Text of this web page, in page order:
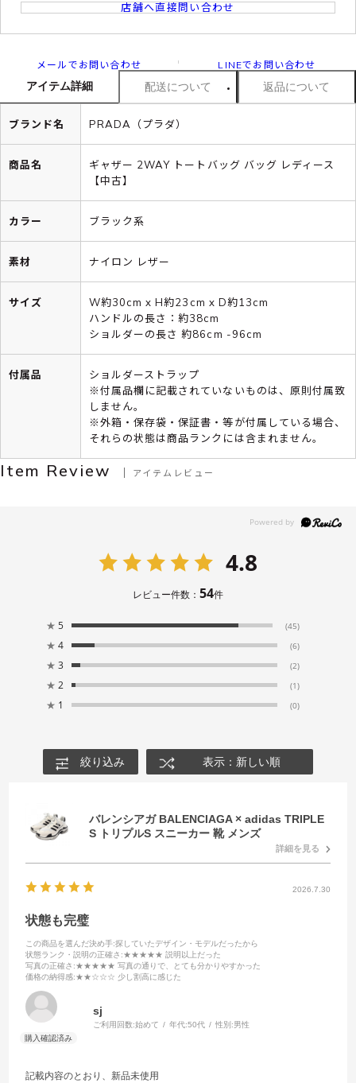
店舗へ直接問い合わせ
メールでお問い合わせ LINEでお問い合わせ
アイテム詳細 配送について 返品について
ブランド名 PRADA（プラダ）
商品名
ギャザー 2WAY トートバッグ バッグ レディース
【中古】
カラー ブラック系
素材 ナイロン レザー
サイズ
W約30cm x H約23cm x D約13cm
ハンドルの長さ：約38cm
ショルダーの長さ 約86cm -96cm
付属品
ショルダーストラップ
※付属品欄に記載されていないものは、原則付属致
しません。
※外箱・保存袋・保証書・等が付属している場合、
それらの状態は商品ランクには含まれません。
Item Review アイテムレビュー
4.8
レビュー件数： 54件
★ 5 (45)
★ 4 (6)
★ 3 (2)
★ 2 (1)
★ 1 (0)
絞り込み 表示：新しい順
バレンシアガ BALENCIAGA × adidas TRIPLE
S トリプルS スニーカー 靴 メンズ
詳細を見る
2026.7.30
状態も完璧
この商品を選んだ決め手:探していたデザイン・モデルだったから
状態ランク・説明の正確さ :★★★★★ 説明以上だった
写真の正確さ :★★★★★ 写真の通りで、とても分かりやすかった
価格の納得感:★★☆☆☆ 少し割高に感じた
sj
ご利用回数:始めて 年代:50代 性別:男性
記載内容のとおり、新品未使用